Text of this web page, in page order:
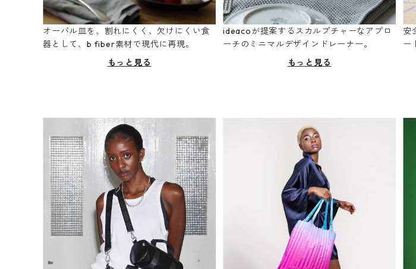
オーバル皿を、割れにくく、欠けにくい食
器として、b fiber素材で現代に再現。
もっと見る
ideacoが提案するスカルプチャーなアプロ
ーチのミニマルデザインドレーナー。
もっと見る
安
ー